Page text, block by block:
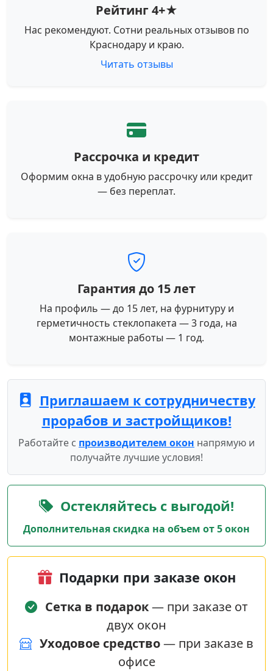
Рейтинг 4+★
Нас рекомендуют. Сотни реальных отзывов по
Краснодару и краю.
Читать отзывы
Рассрочка и кредит
Оформим окна в удобную рассрочку или кредит
— без переплат.
Гарантия до 15 лет
На профиль — до 15 лет, на фурнитуру и
герметичность стеклопакета — 3 года, на
монтажные работы — 1 год.
Приглашаем к сотрудничеству
прорабов и застройщиков!
Работайте с производителем окон напрямую и
получайте лучшие условия!
Остекляйтесь с выгодой!
Дополнительная скидка на объем от 5 окон
Подарки при заказе окон
Сетка в подарок— при заказе от
двух окон
Уходовое средство— при заказе в
офисе